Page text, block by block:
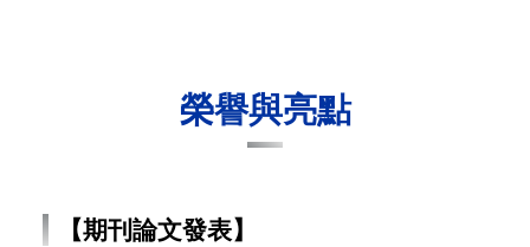
榮譽與亮點
【期刊論文發表】